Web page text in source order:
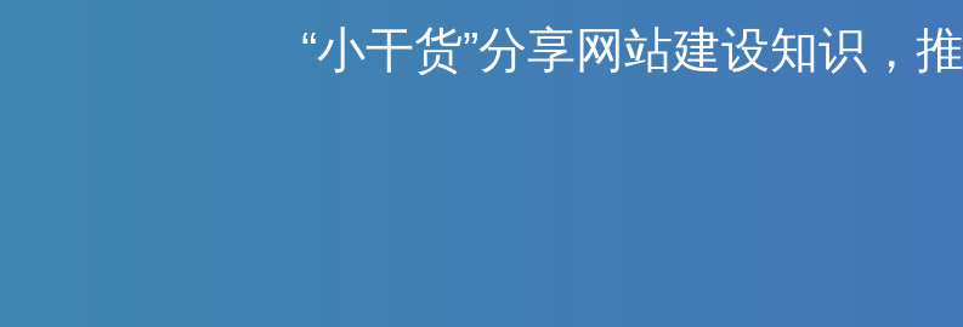
“小干货”分享网站建设知识 ， 推